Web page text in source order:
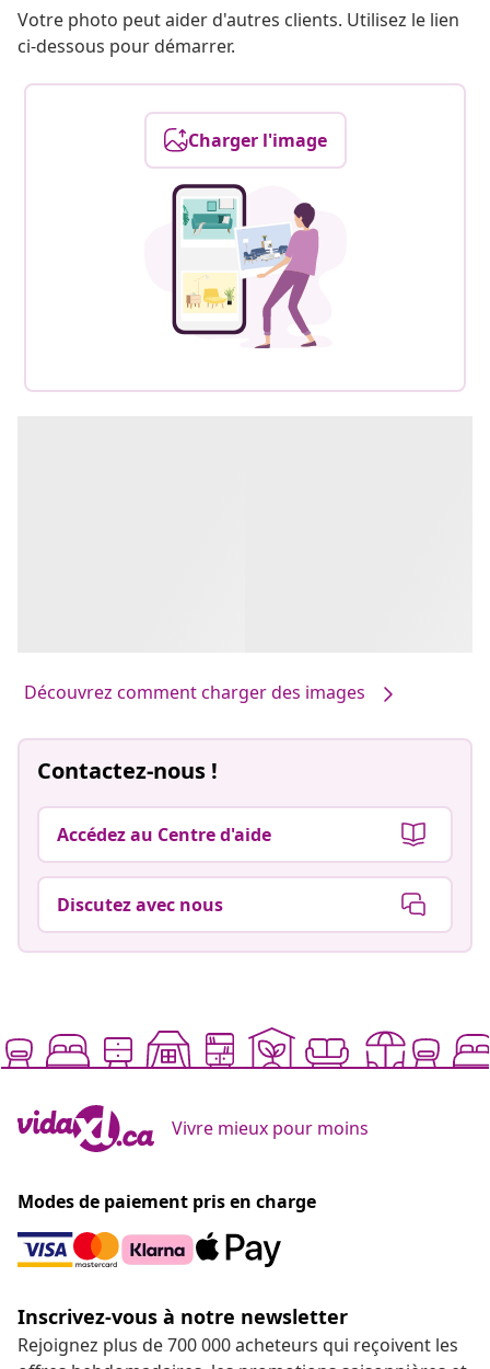
Votre photo peut aider d'autres clients. Utilisez le lien
ci-dessous pour démarrer.
Charger l'image
Découvrez comment charger des images
Contactez-nous !
Accédez au Centre d'aide
Discutez avec nous
Vivre mieux pour moins
Modes de paiement pris en charge
Inscrivez-vous à notre newsletter
Rejoignez plus de 700 000 acheteurs qui reçoivent les